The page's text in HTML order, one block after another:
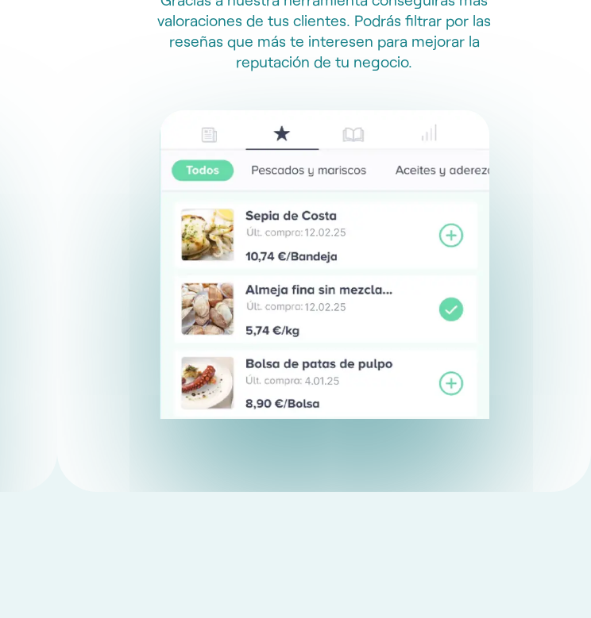
valoraciones de tus clientes. Podrás filtrar por las
reseñas que más te interesen para mejorar la
reputación de tu negocio.